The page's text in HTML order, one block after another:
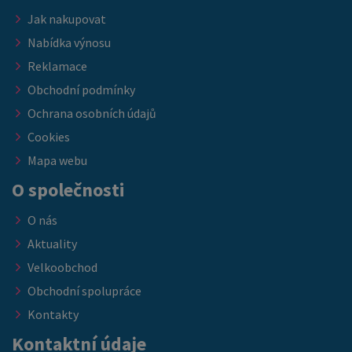
Jak nakupovat
Nabídka výnosu
Reklamace
Obchodní podmínky
Ochrana osobních údajů
Cookies
Mapa webu
O společnosti
O nás
Aktuality
Velkoobchod
Obchodní spolupráce
Kontakty
Kontaktní údaje